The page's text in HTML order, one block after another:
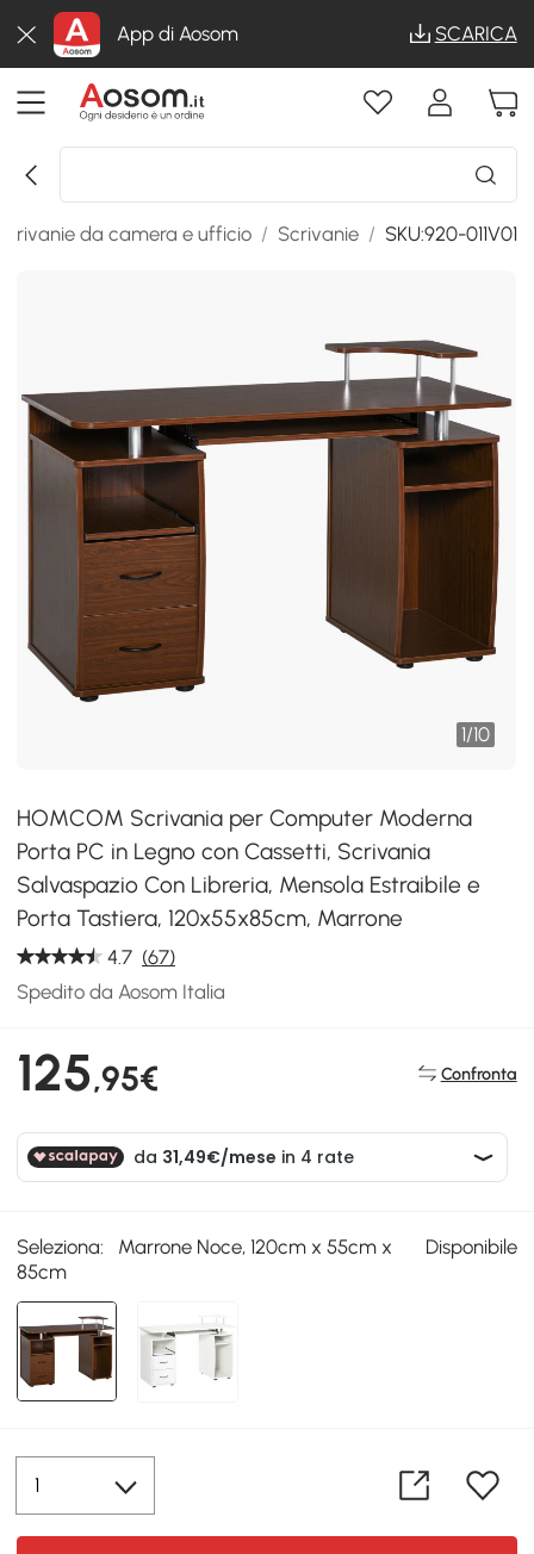
App di Aosom SCARICA
da camera e ufficio / Scrivanie / SKU:920-011V01
1/10
HOMCOM Scrivania per Computer Moderna
Porta PC in Legno con Cassetti, Scrivania
Salvaspazio Con Libreria, Mensola Estraibile e
Porta Tastiera, 120x55x85cm, Marrone
4.7 (67)
Spedito da Aosom Italia
125,95€ Confronta
Seleziona:
Marrone Noce, 120cm x 55cm x
85cm
Disponibile